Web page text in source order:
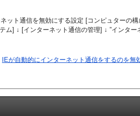
ット通信を無効にする設定 [コンピュターの
ム] ↓ [インターネット通信の管理] ↓ ”インター
IEが自動的にインターネット通信をするのを無